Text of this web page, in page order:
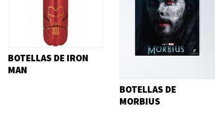
BOTELLAS DE IRON
MAN
BOTELLAS DE
MORBIUS